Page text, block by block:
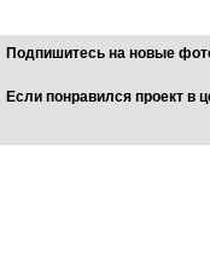
Подпишитесь на новые
Если понравился проект в